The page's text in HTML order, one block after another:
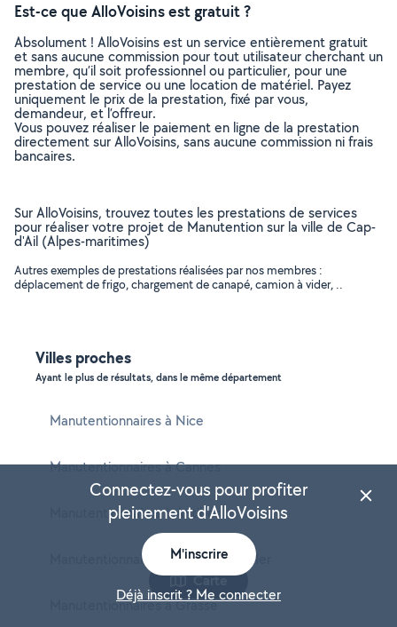
Est-ce que AlloVoisins est gratuit ?
Absolument ! AlloVoisins est un service entièrement gratuit
et sans aucune commission pour tout utilisateur cherchant un
membre, qu’il soit professionnel ou particulier, pour une
prestation de service ou une location de matériel. Payez
uniquement le prix de la prestation, fixé par vous,
demandeur, et l’offreur.
Vous pouvez réaliser le paiement en ligne de la prestation
directement sur AlloVoisins, sans aucune commission ni frais
bancaires.
Sur AlloVoisins, trouvez toutes les prestations de services
pour réaliser votre projet de Manutention sur la ville de Cap-
d'Ail (Alpes-maritimes)
Autres exemples de prestations réalisées par nos membres :
déplacement de frigo, chargement de canapé, camion à vider, ..
Villes proches
Ayant le plus de résultats, dans le même département
Manutentionnaires à Nice
Manutentionnaires à Cannes
Manutentionnaires à Antibes
Manutentionnaires à Cagnes-sur-Mer
Manutentionnaires à Grasse
Carte
Connectez-vous pour profiter
pleinement d'AlloVoisins
M'inscrire
Déjà inscrit ? Me connecter